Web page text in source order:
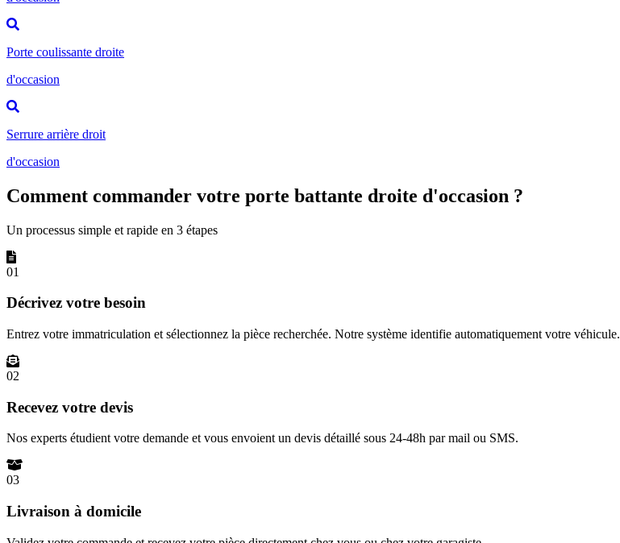
Porte coulissante droite
d'occasion
Serrure arrière droit
d'occasion
Comment commander votre porte battante droite d'occasion ?
Un processus simple et rapide en 3 étapes
01
Décrivez votre besoin
Entrez votre immatriculation et sélectionnez la pièce recherchée. Notre système identifie automatiquement votre véhicule.
02
Recevez votre devis
Nos experts étudient votre demande et vous envoient un devis détaillé sous 24-48h par mail ou SMS.
03
Livraison à domicile